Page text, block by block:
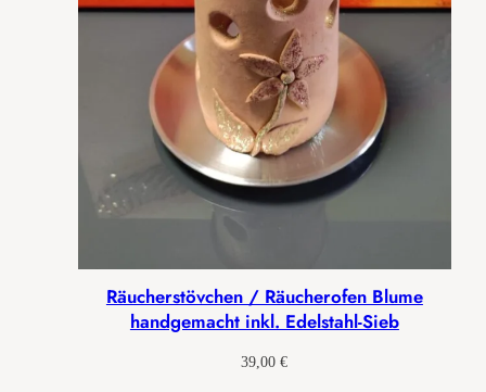
Räucherstövchen / Räucherofen Blume
handgemacht inkl. Edelstahl-Sieb
39,00€